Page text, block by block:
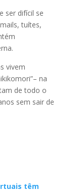
ser difícil se
tuítes,
vivem
na
de todo o
sem sair de
têm